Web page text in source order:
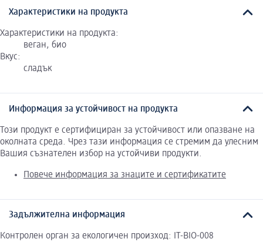
Характеристики на продукта
Характеристики на продукта:
веган, био
Вкус:
сладък
Информация за устойчивост на продукта
Този продукт е сертифициран за устойчивост или опазване на
околната среда. Чрез тази информация се стремим да улесним
Вашия съзнателен избор на устойчиви продукти.
Повече информация за знаците и сертификатите
Задължителна информация
Контролен орган за екологичен произход: IT-BIO-008